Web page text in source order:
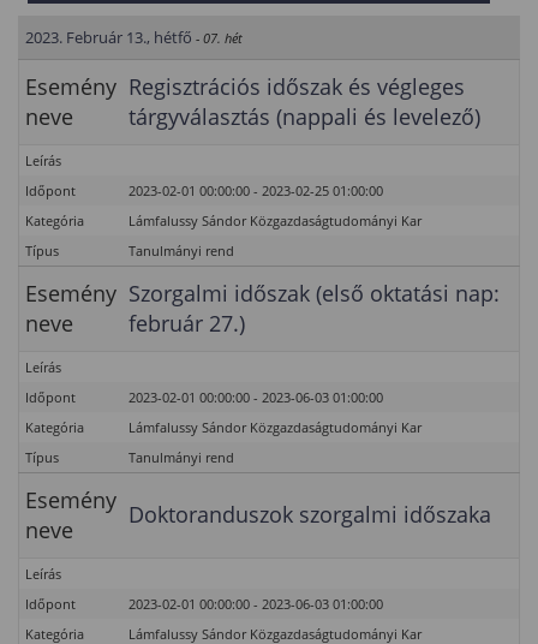
2023. Február 13., hétfő - 07. hét
Esemény
neve
Regisztrációs időszak és végleges
tárgyválasztás (nappali és levelező)
Leírás
Időpont
2023-02-01 00:00:00 - 2023-02-25 01:00:00
Kategória
Lámfalussy Sándor Közgazdaságtudományi Kar
Típus
Tanulmányi rend
Esemény
neve
Szorgalmi időszak (első oktatási nap:
február 27.)
Leírás
Időpont
2023-02-01 00:00:00 - 2023-06-03 01:00:00
Kategória
Lámfalussy Sándor Közgazdaságtudományi Kar
Típus
Tanulmányi rend
Esemény
neve
Doktoranduszok szorgalmi időszaka
Leírás
Időpont
2023-02-01 00:00:00 - 2023-06-03 01:00:00
Kategória
Lámfalussy Sándor Közgazdaságtudományi Kar